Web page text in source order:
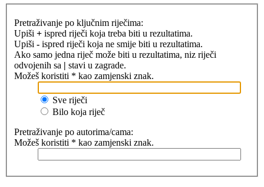
Pretraživanje po ključnim riječima:
Upiši + ispred riječi koja treba biti u rezultatima.
Upiši - ispred riječi koja ne smije biti u rezultatima.
Ako samo jedna riječ može biti u rezultatima, niz riječi
odvojenih sa | stavi u zagrade.
Možeš koristiti * kao zamjenski znak.
Sve riječi
Bilo koja riječ
Pretraživanje po autorima/cama:
Možeš koristiti * kao zamjenski znak.